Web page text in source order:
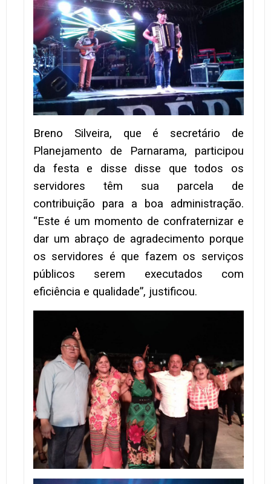
Breno Silveira, que é secretário de
Planejamento de Parnarama, participou
da festa e disse disse que todos os
servidores têm sua parcela de
contribuição para a boa administração.
“Este é um momento de confraternizar e
dar um abraço de agradecimento porque
os servidores é que fazem os serviços
públicos serem executados com
eficiência e qualidade”, justificou.